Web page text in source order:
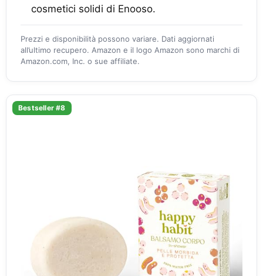
cosmetici solidi di Enooso.
Prezzi e disponibilità possono variare. Dati aggiornati
all’ultimo recupero. Amazon e il logo Amazon sono marchi di
Amazon.com, Inc. o sue affiliate.
Bestseller #8